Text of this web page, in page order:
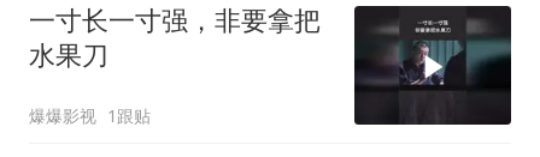
一寸长一寸强，非要拿把
水果刀
爆爆影视 1跟贴